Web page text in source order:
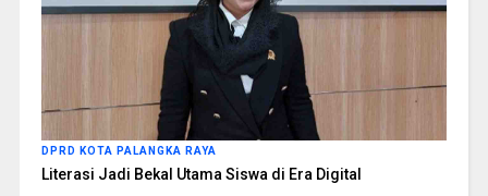
DPRD KOTA PALANGKA RAYA
Literasi Jadi Bekal Utama Siswa di Era Digital